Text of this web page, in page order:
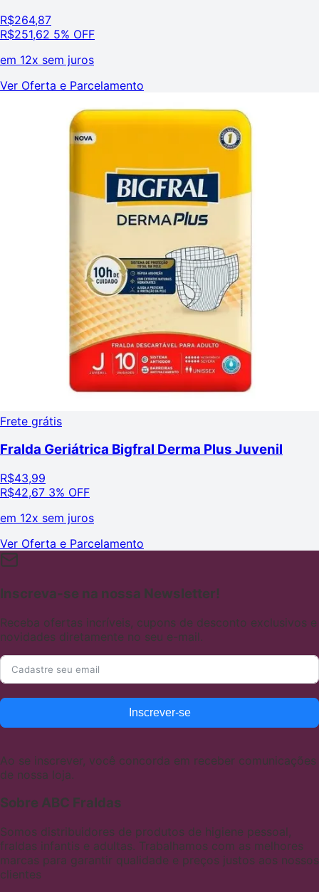
R$264,87
R$251,62 5% OFF
em 12x sem juros
Ver Oferta e Parcelamento
Frete grátis
Fralda Geriátrica Bigfral Derma Plus Juvenil
R$43,99
R$42,67 3% OFF
em 12x sem juros
Ver Oferta e Parcelamento
Inscreva-se na nossa Newsletter!
Receba ofertas incríveis, cupons de desconto exclusivos e
novidades diretamente no seu e-mail.
Inscrever-se
Ao se inscrever, você concorda em receber comunicações
de nossa loja.
Sobre ABC Fraldas
Somos distribuidores de produtos de higiene pessoal,
fraldas infantis e adultas. Trabalhamos com as melhores
marcas para garantir qualidade e preços justos aos nossos
clientes